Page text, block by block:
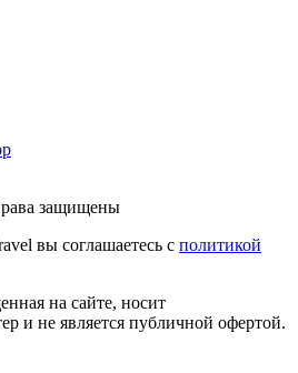
защищены
вы соглашаетесь с политикой
на сайте, носит
и не является публичной офертой.